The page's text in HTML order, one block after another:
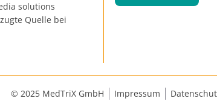
solutions
Quelle bei
© 2025 MedTriX GmbH Impressum